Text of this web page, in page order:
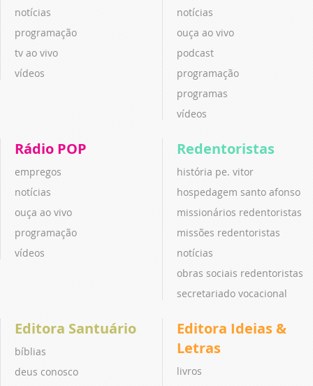
notícias
programação
tv ao vivo
vídeos
notícias
ouça ao vivo
podcast
programação
programas
vídeos
Rádio POP
empregos
notícias
ouça ao vivo
programação
vídeos
Redentoristas
história pe. vitor
hospedagem santo afonso
missionários redentoristas
missões redentoristas
notícias
obras sociais redentoristas
secretariado vocacional
Editora Santuário
bíblias
deus conosco
Editora Ideias &
Letras
livros